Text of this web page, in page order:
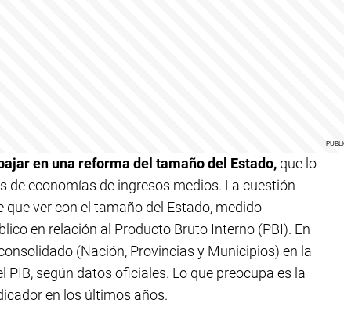
en una reforma del tamaño del Estado, que lo
de economías de ingresos medios. La cuestión
ver con el tamaño del Estado, medido
en relación al Producto Bruto Interno (PBI). En
(Nación, Provincias y Municipios) en la
PIB, según datos oficiales. Lo que preocupa es la
en los últimos años.